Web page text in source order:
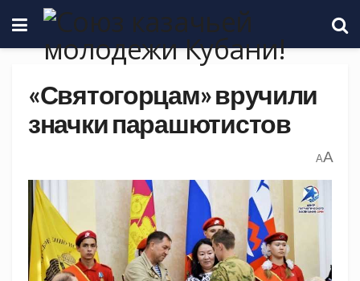
«Святогорцам» вручили
значки парашютистов
AA